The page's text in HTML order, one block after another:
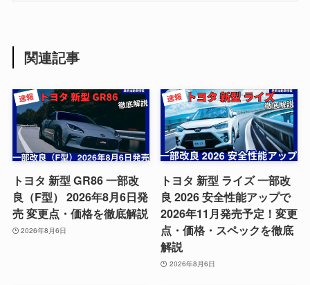
関連記事
トヨタ 新型 GR86 一部改
良（F型） 2026年8月6日発
売 変更点・価格を徹底解説
2026年8月6日
トヨタ 新型 ライズ 一部改
良 2026 安全性能アップで
2026年11月発売予定！変更
点・価格・スペックを徹底
解説
2026年8月6日